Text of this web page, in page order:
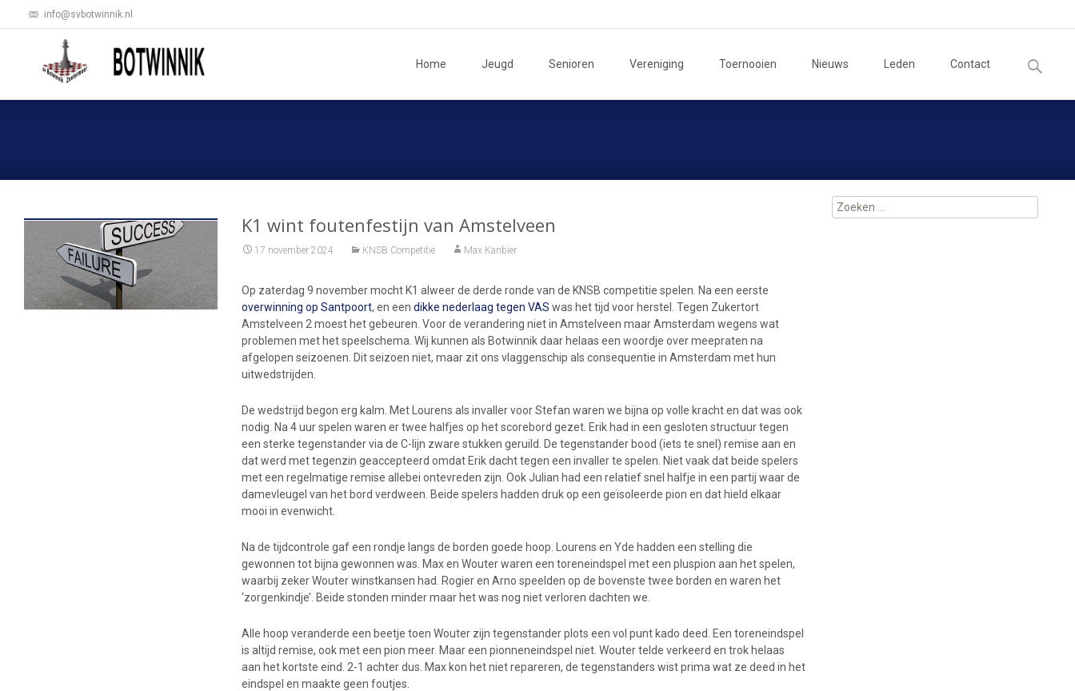
info@svbotwinnik.nl
naarHome Jeugd Senioren Vereniging Toernooien Nieuws Leden Contact
Zoeken
naar:
K1 wint foutenfestijn van Amstelveen
17 november 2024 KNSB Competitie Max Kanbier
Op zaterdag 9 november mocht K1 alweer de derde ronde van de KNSB competitie spelen. Na een eerste
overwinning op Santpoort, en eendikke nederlaag tegen VAS was het tijd voor herstel. Tegen Zukertort
Amstelveen 2 moest het gebeuren. Voor de verandering niet in Amstelveen maar Amsterdam wegens wat
problemen met het speelschema. Wij kunnen als Botwinnik daar helaas een woordje over meepraten na
afgelopen seizoenen. Dit seizoen niet, maar zit ons vlaggenschip als consequentie in Amsterdam met hun
uitwedstrijden.
De wedstrijd begon erg kalm. Met Lourens als invaller voor Stefan waren we bijna op volle kracht en dat was ook
nodig. Na 4 uur spelen waren er twee halfjes op het scorebord gezet. Erik had in een gesloten structuur tegen
een sterke tegenstander via de C-lijn zware stukken geruild. De tegenstander bood (iets te snel) remise aan en
dat werd met tegenzin geaccepteerd omdat Erik dacht tegen een invaller te spelen. Niet vaak dat beide spelers
met een regelmatige remise allebei ontevreden zijn. Ook Julian had een relatief snel halfje in een partij waar de
damevleugel van het bord verdween. Beide spelers hadden druk op een geïsoleerde pion en dat hield elkaar
mooi in evenwicht.
Na de tijdcontrole gaf een rondje langs de borden goede hoop. Lourens en Yde hadden een stelling die
gewonnen tot bijna gewonnen was. Max en Wouter waren een toreneindspel met een pluspion aan het spelen,
waarbij zeker Wouter winstkansen had. Rogier en Arno speelden op de bovenste twee borden en waren het
‘zorgenkindje’. Beide stonden minder maar het was nog niet verloren dachten we.
Alle hoop veranderde een beetje toen Wouter zijn tegenstander plots een vol punt kado deed. Een toreneindspel
is altijd remise, ook met een pion meer. Maar een pionneneindspel niet. Wouter telde verkeerd en trok helaas
aan het kortste eind. 2-1 achter dus. Max kon het niet repareren, de tegenstanders wist prima wat ze deed in het
eindspel en maakte geen foutjes.
Zoeken
naar: